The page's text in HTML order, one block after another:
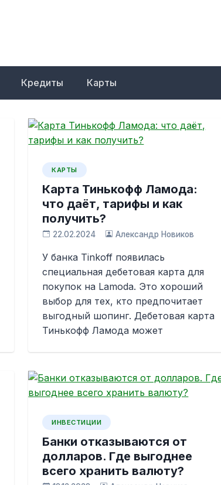
Кредиты Карты
КАРТЫ
Карта Тинькофф Ламода:
что даёт, тарифы и как
получить?
22.02.2024 Александр Новиков
У банка Tinkoff появилась
специальная дебетовая карта для
покупок на Lamoda. Это хороший
выбор для тех, кто предпочитает
выгодный шопинг. Дебетовая карта
Тинькофф Ламода может
ИНВЕСТИЦИИ
Банки отказываются от
долларов. Где выгоднее
всего хранить валюту?